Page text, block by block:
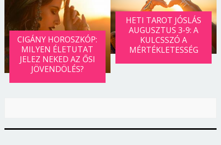
CIGÁNY HOROSZKÓP:
MILYEN ÉLETUTAT
JELEZ NEKED AZ ŐSI
JÖVENDÖLÉS?
HETI TAROT JÓSLÁS
AUGUSZTUS 3-9: A
KULCSSZÓ A
MÉRTÉKLETESSÉG